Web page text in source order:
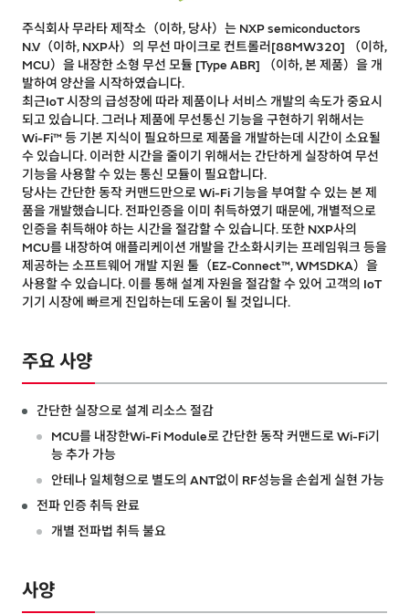
주식회사 무라타 제작소（이하, 당사）는 NXP semiconductors
N.V（이하, NXP사）의 무선 마이크로 컨트롤러[88MW320] （이하,
MCU）을 내장한 소형 무선 모듈 [Type ABR] （이하, 본 제품）을 개
발하여 양산을 시작하였습니다.
최근IoT 시장의 급성장에 따라 제품이나 서비스 개발의 속도가 중요시
되고 있습니다. 그러나 제품에 무선통신 기능을 구현하기 위해서는
Wi-Fi™ 등 기본 지식이 필요하므로 제품을 개발하는데 시간이 소요될
수 있습니다. 이러한 시간을 줄이기 위해서는 간단하게 실장하여 무선
기능을 사용할 수 있는 통신 모듈이 필요합니다.
당사는 간단한 동작 커맨드만으로 Wi-Fi 기능을 부여할 수 있는 본 제
품을 개발했습니다. 전파인증을 이미 취득하였기 때문에, 개별적으로
인증을 취득해야 하는 시간을 절감할 수 있습니다. 또한 NXP사의
MCU를 내장하여 애플리케이션 개발을 간소화시키는 프레임워크 등을
제공하는 소프트웨어 개발 지원 툴（EZ-Connect™, WMSDKA）을
사용할 수 있습니다. 이를 통해 설계 자원을 절감할 수 있어 고객의 IoT
기기 시장에 빠르게 진입하는데 도움이 될 것입니다.
주요 사양
간단한 실장으로 설계 리소스 절감
MCU를 내장한Wi-Fi Module로 간단한 동작 커맨드로 Wi-Fi기
능 추가 가능
안테나 일체형으로 별도의 ANT없이 RF성능을 손쉽게 실현 가능
전파 인증 취득 완료
개별 전파법 취득 불요
사양